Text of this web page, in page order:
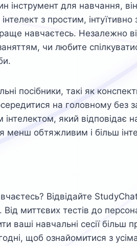
інструмент для навчання,
з простим, інтуїтивно
навчаєтесь. Незалежно
чи любите
посібники, такі як
на головному без
інтелектом, який відповідає
менш обтяжливим і більш
Відвідайте
миттєвих тестів до
ваші навчальні сесії більш
щоб ознайомитися з